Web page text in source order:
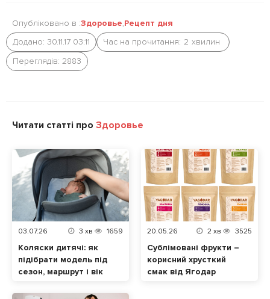
Опубліковано в :Здоровье,Рецепт дня
Додано: 30.11.17 03:11
Час на прочитання: 2 хвилин
Переглядів: 2883
Читати статті про Здоровье
03.07.26 3 хв 1659
Коляски дитячі: як
підібрати модель під
сезон, маршрут і вік
20.05.26 2 хв 3525
Сублімовані фрукти –
корисний хрусткий
смак від Ягодар